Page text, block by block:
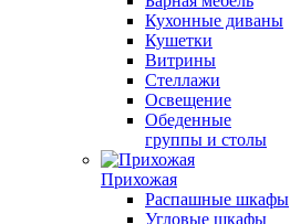
Кухонные диваны
Кушетки
Витрины
Стеллажи
Освещение
Обеденные
группы и столы
Прихожая
Распашные шкафы
Угловые шкафы